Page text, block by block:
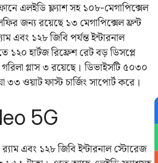
এলইডি ফ্ল্যাশ সহ ১০৮-মেগাপিক্সেল
জন্য রয়েছে ১৩ মেগাপিক্সেল ফ্রন্ট
এবং ১২৮ জিবি পর্যন্ত ইন্টারনাল
হার্টজ রিফ্রেশ রেট বড় ডিসপ্লে
গ্লাস ৩ রয়েছে। ডিভাইসটি ৫০৩০
৩৩ ওয়াট ফাস্ট চার্জিং সাপোর্ট করে।
5G
এবং ১২৮ জিবি ইন্টারনাল স্টোরেজ